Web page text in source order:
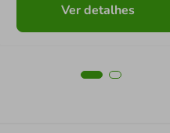
Ver detalhes